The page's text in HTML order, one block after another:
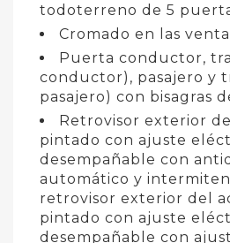
todoterreno de 5
Cromado en las
Puerta conductor,
conductor), pasajero y
pasajero) con bisagras
Retrovisor exterior
pintado con ajuste
desempañable con
automático y
retrovisor exterior del
pintado con ajuste
desempañable con